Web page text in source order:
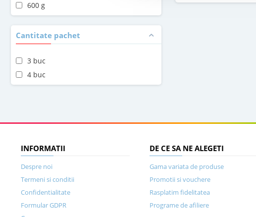
600 g
Cantitate pachet
3 buc
4 buc
INFORMATII
Despre noi
Termeni si conditii
Confidentialitate
Formular GDPR
DE CE SA NE ALEGETI
Gama variata de produse
Promotii si vouchere
Rasplatim fidelitatea
Programe de afiliere